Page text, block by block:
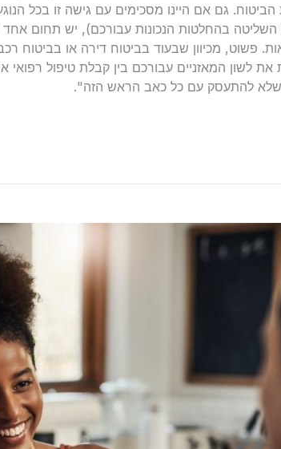
גם אם היינו מסכימים עם גישה זו בכל
השליטה בהחלטות הנכונות עבורכם), יש תחום
פשוט, מכיוון שבעוד בביטוח דירה או בביטוח
את לשון המאזניים עבורכם בין קבלת טיפול
להתעסק עם כל כאב הראש הזה".